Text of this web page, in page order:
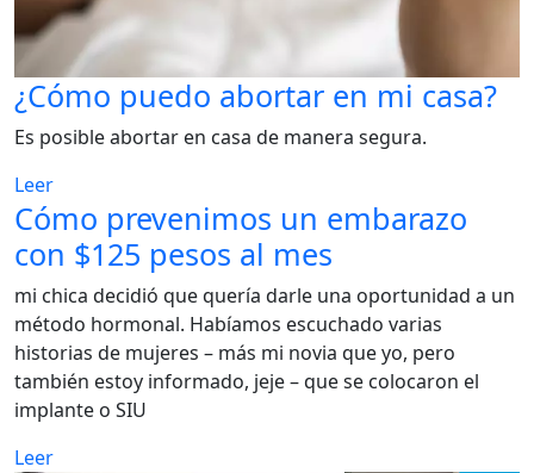
¿Cómo puedo abortar en mi casa?
Es posible abortar en casa de manera segura.
Leer
Cómo prevenimos un embarazo
con $125 pesos al mes
mi chica decidió que quería darle una oportunidad a un
método hormonal. Habíamos escuchado varias
historias de mujeres – más mi novia que yo, pero
también estoy informado, jeje – que se colocaron el
implante o SIU
Leer